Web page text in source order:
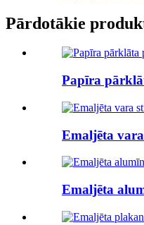
Pārdotākie
Papīra
Emaljēta
Emaljēta